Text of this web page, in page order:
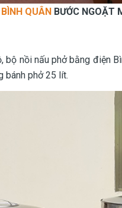
QUÂN BƯỚC NGOẶT
bộ nồi nấu phở bằng điện
bánh phở 25 lít.